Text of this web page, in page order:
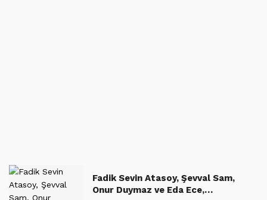
Fadik Sevin Atasoy, Şevval Sam,
Onur Duymaz ve Eda Ece,…